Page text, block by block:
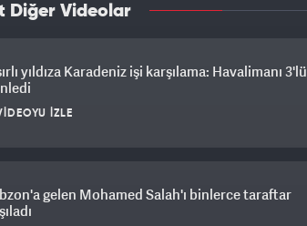
Diğer Videolar
yıldıza Karadeniz işi karşılama: Havalimanı 3'lü
İZLE
gelen Mohamed Salah'ı binlerce taraftar